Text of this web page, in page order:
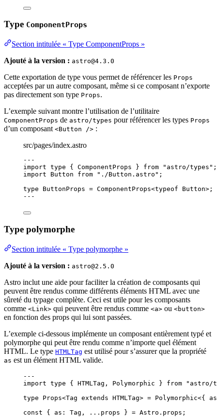
Type ComponentProps
Section intitulée « Type ComponentProps »
Ajouté à la version : astro@4.3.0
Cette exportation de type vous permet de référencer les Props
acceptées par un autre composant, même si ce composant n’exporte
pas directement son type Props.
L’exemple suivant montre l’utilisation de l’utilitaire
ComponentProps de astro/types pour référencer les types Props
d’un composant <Button /> :
src/pages/index.astro
---
import type { ComponentProps } from " astro/types " ;
import Button from " ./Button.astro " ;
type ButtonProps = ComponentProps<typeof Button>;
---
Type polymorphe
Section intitulée « Type polymorphe »
Ajouté à la version : astro@2.5.0
Astro inclut une aide pour faciliter la création de composants qui
peuvent être rendus comme différents éléments HTML avec une
sûreté du typage complète. Ceci est utile pour les composants
comme <Link> qui peuvent être rendus comme <a> ou <button>
en fonction des props qui lui sont passées.
L’exemple ci-dessous implémente un composant entièrement typé et
polymorphe qui peut être rendu comme n’importe quel élément
HTML. Le type HTMLTag est utilisé pour s’assurer que la propriété
as est un élément HTML valide.
---
import type { HTMLTag, Polymorphic } from " astro/
type Props<Tag extends HTMLTag> = Polymorphic<{ as
const { as : Tag , ... props } = Astro . props ;